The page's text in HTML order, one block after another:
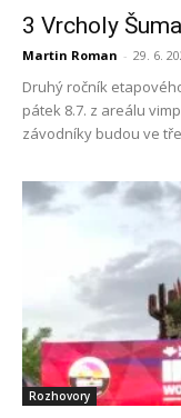
3 Vrcholy
Martin Roman - 29. 6.
Druhý ročník
pátek 8.7. z areálu
závodníky budou ve
Rozhovory